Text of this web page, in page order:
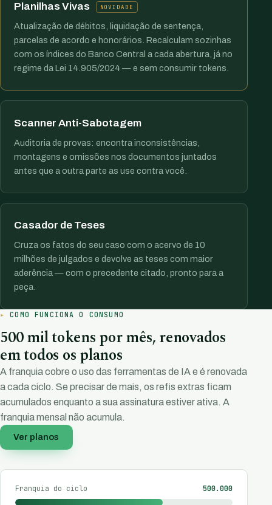
Planilhas Vivas NOVIDADE
Atualização de débitos, liquidação de sentença,
parcelas de acordo e honorários. Recalculam sozinhas
com os índices do Banco Central a cada abertura, já no
regime da Lei 14.905/2024 — e sem consumir tokens.
Scanner Anti-Sabotagem
Auditoria de provas: encontra inconsistências,
montagens e omissões nos documentos juntados
antes que a outra parte as use contra você.
Casador de Teses
Cruza os fatos do seu caso com o acervo de 10
milhões de julgados e devolve as teses com maior
aderência — com o precedente citado, pronto para a
peça.
COMO FUNCIONA O CONSUMO
500 mil tokens por mês, renovados
em todos os planos
A franquia cobre o uso das ferramentas de IA e é renovada
a cada ciclo. Se precisar de mais, os refis extras ficam
acumulados enquanto a sua assinatura estiver ativa. A
franquia mensal não acumula.
Ver planos
Franquia do ciclo 500.000